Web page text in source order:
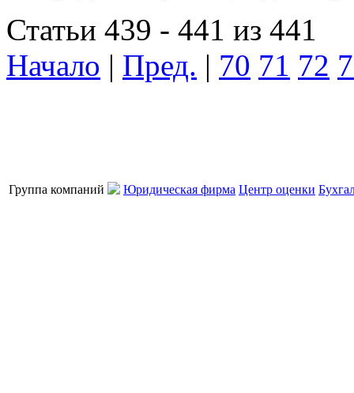
Статьи 439 - 441 из 441
Начало | Пред. | 70 71 72
Группа компаний Юридическая фирма Центр оценки